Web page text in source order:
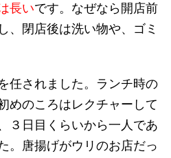
長いです。なぜなら開店前
、閉店後は洗い物や、ゴミ
任されました。ランチ時の
めのころはレクチャーして
３日目くらいから一人であ
。唐揚げがウリのお店だっ